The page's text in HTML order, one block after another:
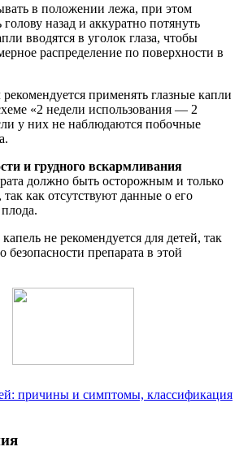
в положении лежа, при этом
назад и аккуратно потянуть
вводятся в уголок глаза, чтобы
распределение по поверхности в
применять глазные капли
«2 недели использования — 2
у них не наблюдаются побочные
и грудного вскармливания
должно быть осторожным и только
как отсутствуют данные о его
не рекомендуется для детей, так
препарата в этой
причины и симптомы, классификация